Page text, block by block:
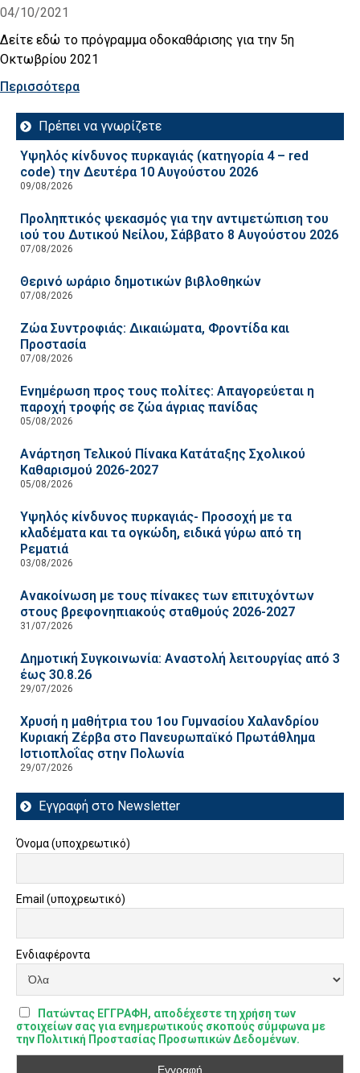
04/10/2021
Δείτε εδώ το πρόγραμμα οδοκαθάρισης για την 5η
Οκτωβρίου 2021
Περισσότερα
Πρέπει να γνωρίζετε
Υψηλός κίνδυνος πυρκαγιάς (κατηγορία 4 – red
code) την Δευτέρα 10 Αυγούστου 2026
09/08/2026
Προληπτικός ψεκασμός για την αντιμετώπιση του
ιού του Δυτικού Νείλου, Σάββατο 8 Αυγούστου 2026
07/08/2026
Θερινό ωράριο δημοτικών βιβλοθηκών
07/08/2026
Ζώα Συντροφιάς: Δικαιώματα, Φροντίδα και
Προστασία
07/08/2026
Ενημέρωση προς τους πολίτες: Απαγορεύεται η
παροχή τροφής σε ζώα άγριας πανίδας
05/08/2026
Ανάρτηση Τελικού Πίνακα Κατάταξης Σχολικού
Καθαρισμού 2026-2027
05/08/2026
Υψηλός κίνδυνος πυρκαγιάς- Προσοχή με τα
κλαδέματα και τα ογκώδη, ειδικά γύρω από τη
Ρεματιά
03/08/2026
Ανακοίνωση με τους πίνακες των επιτυχόντων
στους βρεφονηπιακούς σταθμούς 2026-2027
31/07/2026
Δημοτική Συγκοινωνία: Αναστολή λειτουργίας από 3
έως 30.8.26
29/07/2026
Χρυσή η μαθήτρια του 1ου Γυμνασίου Χαλανδρίου
Κυριακή Ζέρβα στο Πανευρωπαϊκό Πρωτάθλημα
Ιστιοπλοΐας στην Πολωνία
29/07/2026
Εγγραφή στο Newsletter
Όνομα (υποχρεωτικό)
Email (υποχρεωτικό)
Ενδιαφέροντα
Πατώντας ΕΓΓΡΑΦΗ, αποδέχεστε τη χρήση των
στοιχείων σας για ενημερωτικούς σκοπούς σύμφωνα με
την Πολιτική Προστασίας Προσωπικών Δεδομένων.